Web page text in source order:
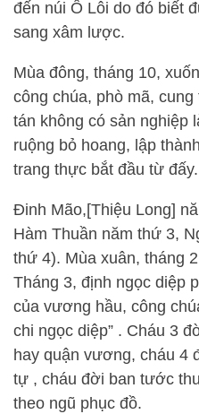
đến núi Ô Lôi do đó biết
sang xâm lược.
Mùa đông, tháng 10,
công chúa, phò mã,
tán không có sản nghiệp
ruộng bỏ hoang, lập
trang thực bắt đầu từ đấy.
Đinh Mão,[Thiệu Long]
Hàm Thuần năm thứ 3,
thứ 4). Mùa xuân, tháng
Tháng 3, định ngọc diệp
của vương hầu, công
chi ngọc diệp” . Cháu 3
hay quận vương, cháu 4
tự , cháu đời ban tước
theo ngũ phục đồ.